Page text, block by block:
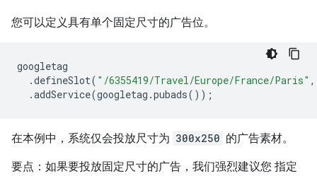
您可以定义具有单个固定尺寸的广告位。
googletag
.defineSlot( "/6355419/Travel/Europe/France/Paris" ,
.addService(googletag .pubads());
在本例中，系统仅会投放尺寸为 300x250 的广告素材。
要点：如果要投放固定尺寸的广告，我们强烈建议您 指定